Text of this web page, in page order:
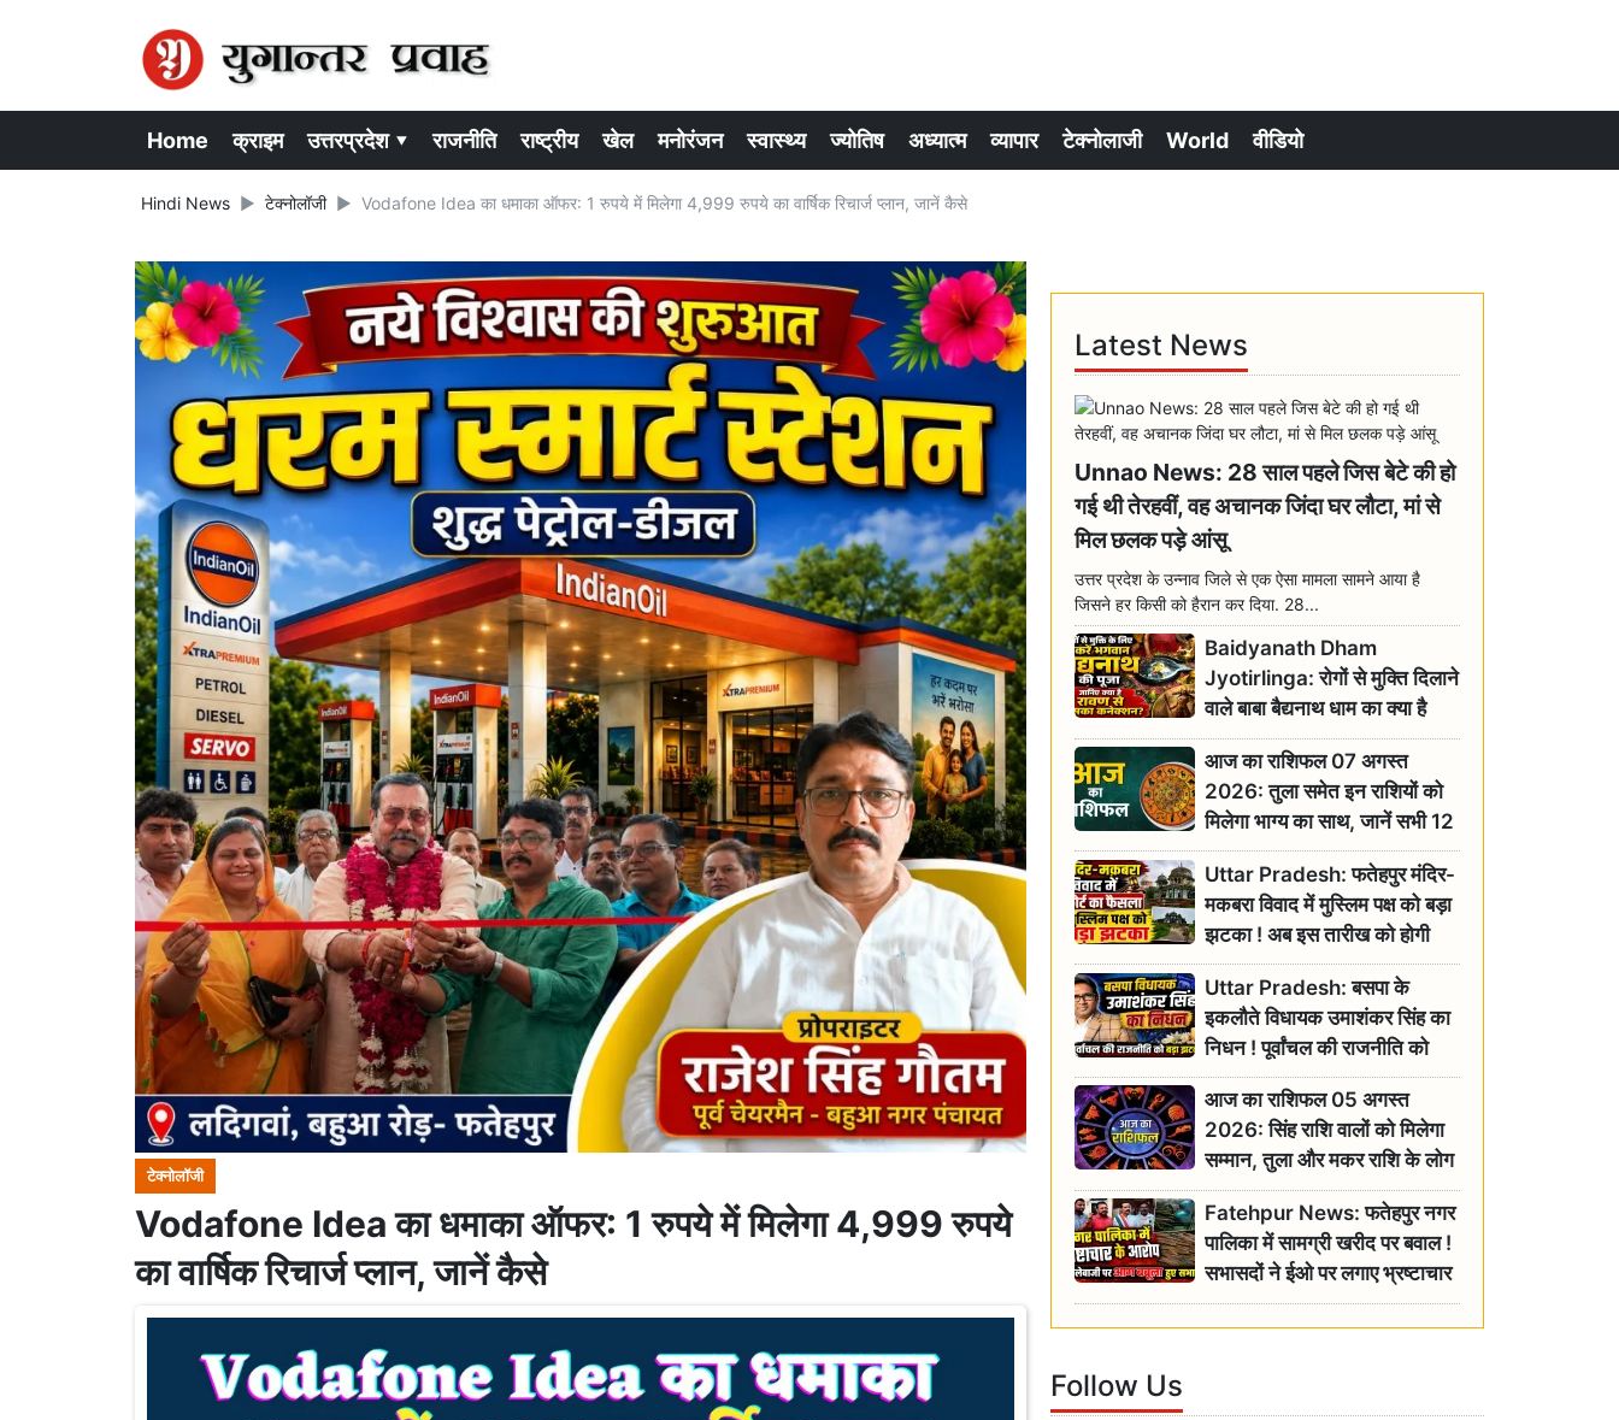
Home क्राइम उत्तरप्रदेश ▾ राजनीति राष्ट्रीय खेल मनोरंजन स्वास्थ्य ज्योतिष अध्यात्म व्यापार टेक्नोलाजी World वीडियो
Hindi News टेक्नोलॉजी Vodafone Idea का धमाका ऑफर: 1 रुपये में मिलेगा 4,999 रुपये का वार्षिक रिचार्ज प्लान, जानें कैसे
टेक्नोलॉजी
Vodafone Idea का धमाका ऑफर: 1 रुपये में मिलेगा 4,999 रुपये
का वार्षिक रिचार्ज प्लान, जानें कैसे
Latest News
Unnao News: 28 साल पहले जिस बेटे की हो
गई थी तेरहवीं, वह अचानक जिंदा घर लौटा, मां से
मिल छलक पड़े आंसू
उत्तर प्रदेश के उन्नाव जिले से एक ऐसा मामला सामने आया है
जिसने हर किसी को हैरान कर दिया. 28...
Baidyanath Dham
Jyotirlinga: रोगों से मुक्ति दिलाने
वाले बाबा बैद्यनाथ धाम का क्या है
रावण से संबंध? जानिए ज्योतिर्लिंग की
महिमा
आज का राशिफल 07 अगस्त
2026: तुला समेत इन राशियों को
मिलेगा भाग्य का साथ, जानें सभी 12
राशियों का दैनिक भाग्यफल
Uttar Pradesh: फतेहपुर मंदिर-
मकबरा विवाद में मुस्लिम पक्ष को बड़ा
झटका ! अब इस तारीख को होगी
सुनवाई
Uttar Pradesh: बसपा के
इकलौते विधायक उमाशंकर सिंह का
निधन ! पूर्वांचल की राजनीति को
बड़ा झटका, योगी ने जताया दुःख
आज का राशिफल 05 अगस्त
2026: सिंह राशि वालों को मिलेगा
सम्मान, तुला और मकर राशि के लोग
रहें सतर्क
Fatehpur News: फतेहपुर नगर
पालिका में सामग्री खरीद पर बवाल !
सभासदों ने ईओ पर लगाए भ्रष्टाचार
के गंभीर आरोप
Follow Us